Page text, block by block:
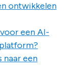
ontwikkelen
een AI-
naar een